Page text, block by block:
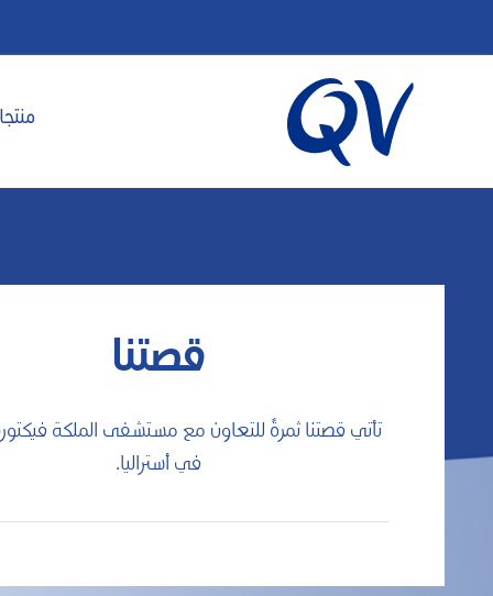
قصتنا
تأتي قصتنا ثمرةً للتعاون مع مستشفى الملكة
في أستراليا.